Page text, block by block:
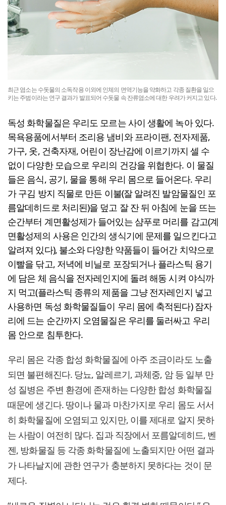
최근 염소는 수돗물의 소독작용 이외에 인체의 면역기능을 약화하고 각종 질환을 일으
키는 주범이라는 연구 결과가 발표되어 수돗물 속 잔류염소에 대한 우려가 커지고 있다.
독성 화학물질은 우리도 모르는 사이 생활에 녹아 있다.
목욕용품에서부터 조리용 냄비와 프라이팬, 전자제품,
가구, 옷, 건축자재, 어린이 장난감에 이르기까지 셀 수
없이 다양한 모습으로 우리의 건강을 위협한다. 이 물질
들은 음식, 공기, 물을 통해 우리 몸으로 들어온다. 우리
가 구김 방지 직물로 만든 이불(잘 알려진 발암물질인 포
름알데히드로 처리된)을 덮고 잘 잔 뒤 아침에 눈을 뜨는
순간부터 계면활성제가 들어있는 샴푸로 머리를 감고(계
면활성제의 사용은 인간의 생식기에 문제를 일으킨다고
알려져 있다), 불소와 다양한 약품들이 들어간 치약으로
이빨을 닦고, 저녁에 비닐로 포장되거나 플라스틱 용기
에 담은 체 음식을 전자레인지에 돌려 해동 시켜 야식까
지 먹고(플라스틱 종류의 제품을 그냥 전자레인지 넣고
사용하면 독성 화학물질들이 우리 몸에 축적된다) 잠자
리에 드는 순간까지 오염물질은 우리를 둘러싸고 우리
몸 안으로 침투한다.
우리 몸은 각종 합성 화학물질에 아주 조금이라도 노출
되면 불편해진다. 당뇨, 알레르기, 과체중, 암 등 일부 만
성 질병은 주변 환경에 존재하는 다양한 합성 화학물질
때문에 생긴다. 땅이나 물과 마찬가지로 우리 몸도 서서
히 화학물질에 오염되고 있지만, 이를 제대로 알지 못하
는 사람이 여전히 많다. 집과 직장에서 포름알데히드, 벤
젠, 방화물질 등 각종 화학물질에 노출되지만 어떤 결과
가 나타날지에 관한 연구가 충분하지 못하다는 것이 문
제다.